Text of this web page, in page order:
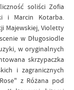
soliści Zofia
i Marcin Kotarba.
Majewskiej, Violetty
w Długosiodle
w oryginalnych
skrzypaczka
i zagranicznych
z Różana pod